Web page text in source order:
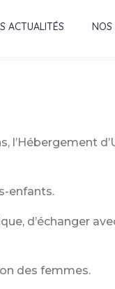
ACTUALITÉS NOS
l’Hébergement
enfants.
d’échanger
des femmes.